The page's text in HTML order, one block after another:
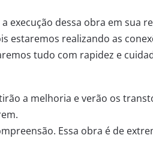
execução dessa obra em sua
estaremos realizando as
tudo com rapidez e
a melhoria e verão os
Essa obra é de
I
MOTONIVELADORA 0
FORTALECER A
DA ÁREA RURAL